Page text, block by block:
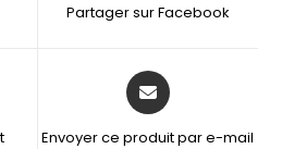
Partager sur Facebook
Envoyer ce produit par e-mail